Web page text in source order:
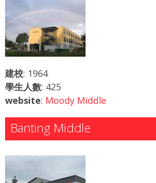
建校: 1964
學生人數: 425
website: Moody Middle
Banting Middle